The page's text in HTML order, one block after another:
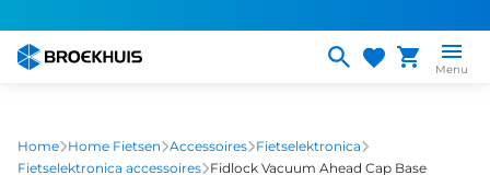
naar
gaan
Menu
Home Home Fietsen Accessoires Fietselektronica
Fietselektronica accessoires Fidlock Vacuum Ahead Cap Base